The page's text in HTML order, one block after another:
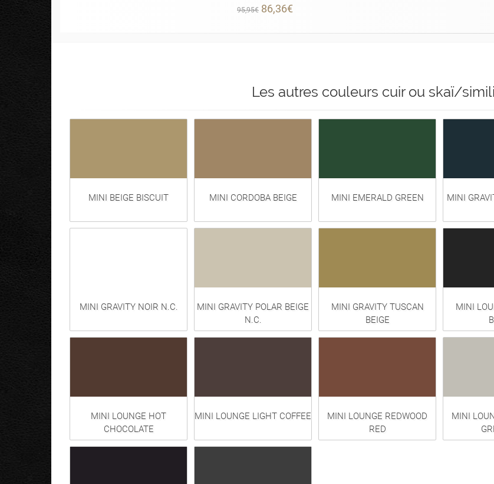
95,95€ 86,36€
Les autres couleurs cuir ou skaï/
MINI BEIGE BISCUIT MINI CORDOBA BEIGE MINI EMERALD GREEN MINI
MINI GRAVITY NOIR N.C.
MINI GRAVITY POLAR BEIGE
N.C.
MINI GRAVITY TUSCAN
BEIGE
MINI
MINI LOUNGE HOT
CHOCOLATE
MINI LOUNGE LIGHT COFFEE
MINI LOUNGE REDWOOD
RED
MINI